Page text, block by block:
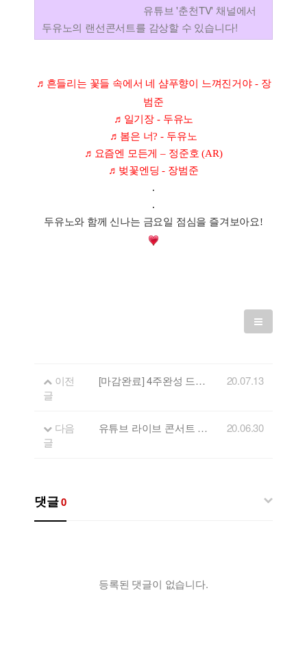
유튜브 '춘천TV' 채널에서
두유노의 랜선콘서트를 감상할 수 있습니다!
♬ 흔들리는 꽃들 속에서 네 샴푸향이 느껴진거야 - 장
범준
♬ 일기장 - 두유노
♬ 봄은 너? - 두유노
♬ 요즘엔 모든게– 정준호(AR)
♬ 벚꽃엔딩- 장범준
.
.
두유노와 함께 신나는 금요일 점심을 즐겨보아요!
이전
글
[마감완료] 4주완성 드럼강좌 신청안내! 20.07.13
다음
글
유튜브 라이브 콘서트 'FLL' 두번째 게스트 - 모던다락방 20.06.30
댓글0
등록된 댓글이 없습니다.